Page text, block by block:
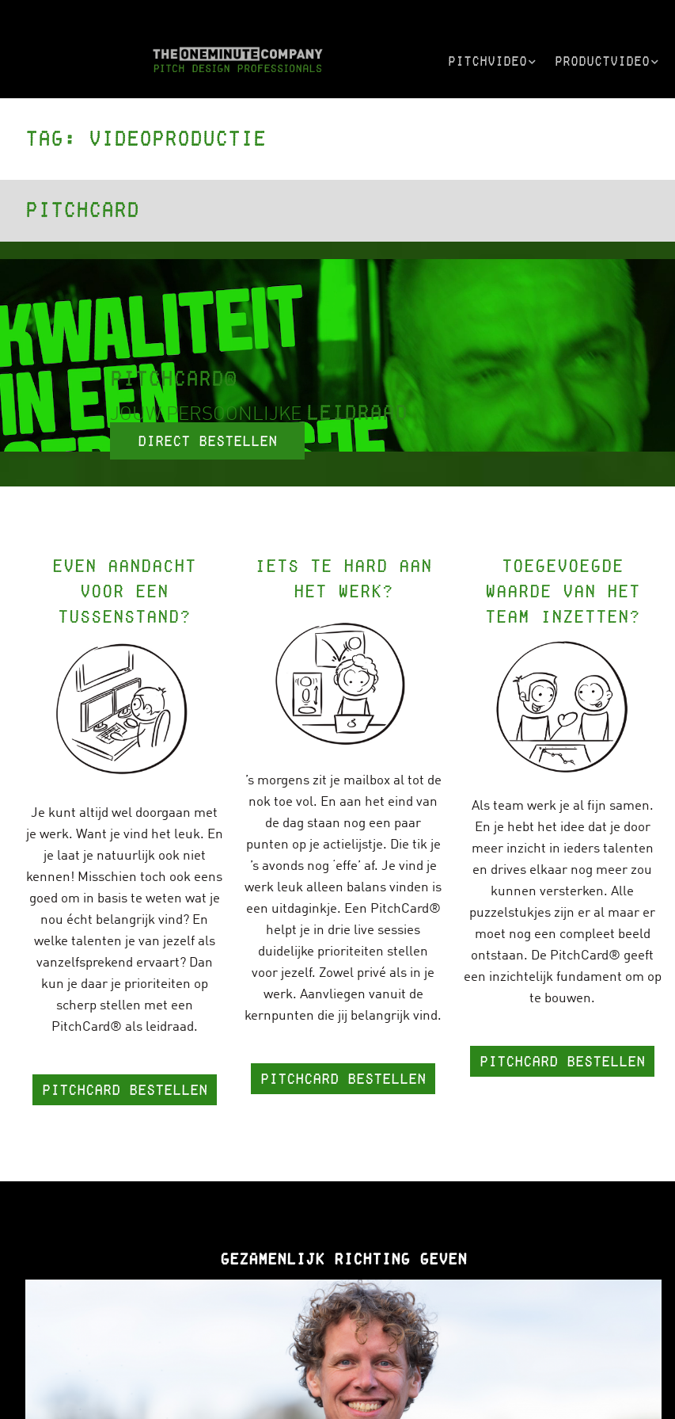
PitchVideo
SEO VIDEO
Productvideo
Animatie in
FENDT FULL LINE
Tag: videoproductie
PitchCard
PITCHCARD®
JOUW PERSOONLIJKE LEIDRAAD
Direct bestellen
Even aandacht
voor een
tussenstand?
Je kunt altijd wel doorgaan met
je werk. Want je vind het leuk. En
je laat je natuurlijk ook niet
kennen! Misschien toch ook eens
goed om in basis te weten wat je
nou écht belangrijk vind? En
welke talenten je van jezelf als
vanzelfsprekend ervaart? Dan
kun je daar je prioriteiten op
scherp stellen met een
PitchCard® als leidraad.
PitchCard bestellen
Iets te hard aan
het werk?
’s morgens zit je mailbox al tot de
nok toe vol. En aan het eind van
de dag staan nog een paar
punten op je actielijstje. Die tik je
’s avonds nog ‘effe’ af. Je vind je
werk leuk alleen balans vinden is
een uitdaginkje. Een PitchCard®
helpt je in drie live sessies
duidelijke prioriteiten stellen
voor jezelf. Zowel privé als in je
werk. Aanvliegen vanuit de
kernpunten die jij belangrijk vind.
pitchcard bestellen
Toegevoegde
waarde van het
team inzetten?
Als team werk je al fijn samen.
En je hebt het idee dat je door
meer inzicht in ieders talenten
en drives elkaar nog meer zou
kunnen versterken. Alle
puzzelstukjes zijn er al maar er
moet nog een compleet beeld
ontstaan. De PitchCard® geeft
een inzichtelijk fundament om op
te bouwen.
pitchcard bestellen
Gezamenlijk richting geven